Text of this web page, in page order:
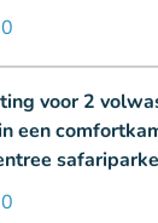
voor 2
een